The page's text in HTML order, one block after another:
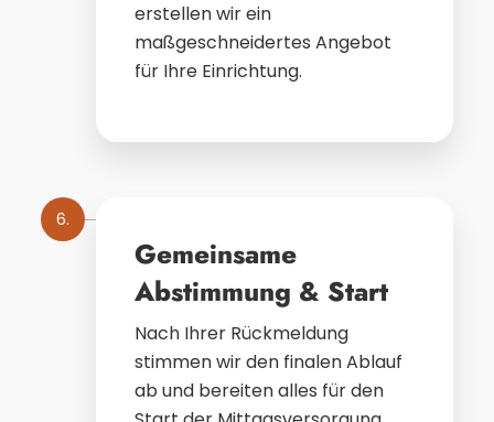
erstellen wir ein
maßgeschneidertes Angebot
für Ihre Einrichtung.
Gemeinsame
Abstimmung & Start
Nach Ihrer Rückmeldung
stimmen wir den finalen Ablauf
ab und bereiten alles für den
6.